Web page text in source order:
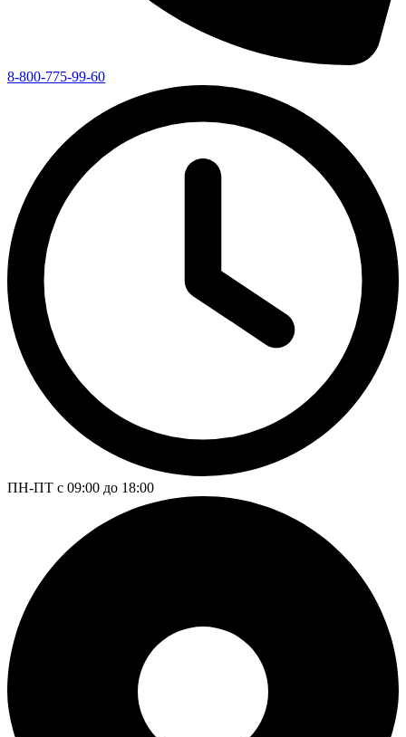
8-800-775-99-60
ПН-ПТ с 09:00 до 18:00